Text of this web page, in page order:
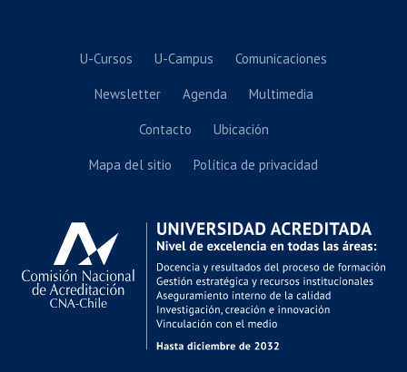
U-Cursos U-Campus Comunicaciones
Newsletter Agenda Multimedia
Contacto Ubicación
Mapa del sitio Política de privacidad